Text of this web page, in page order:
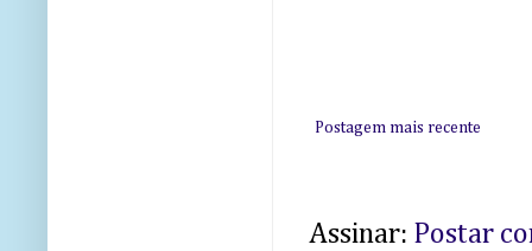
Postagem mais recente
Assinar: Postar